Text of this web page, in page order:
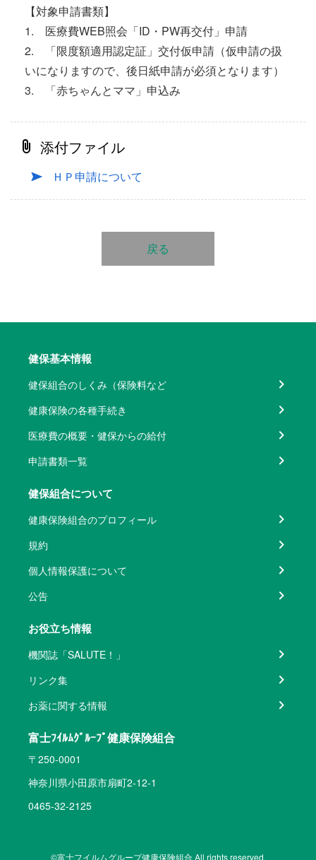
【対象申請書類】
1. 医療費WEB照会「ID・PW再交付」申請
2. 「限度額適用認定証」交付仮申請（仮申請の扱
いになりますので、後日紙申請が必須となります）
3. 「赤ちゃんとママ」申込み
添付ファイル
ＨＰ申請について
戻る
健保基本情報
健保組合のしくみ（保険料など
健康保険の各種手続き
医療費の概要・健保からの給付
申請書類一覧
健保組合について
健康保険組合のプロフィール
規約
個人情報保護について
公告
お役立ち情報
機関誌「SALUTE！」
リンク集
お薬に関する情報
富士ﾌｲﾙﾑｸﾞﾙｰﾌﾟ健康保険組合
〒250-0001
神奈川県小田原市扇町2-12-1
0465-32-2125
©富士フイルムグループ健康保険組合 All rights reserved.